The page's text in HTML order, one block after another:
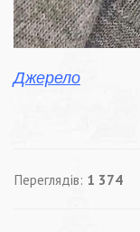
Джерело
Переглядів: 1 374